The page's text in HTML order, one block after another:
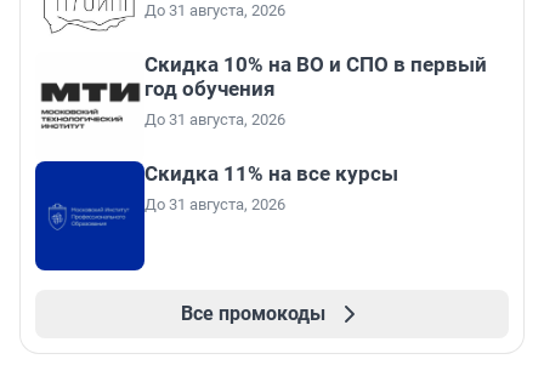
До 31 августа, 2026
Скидка 10% на ВО и СПО в первый
год обучения
До 31 августа, 2026
Скидка 11% на все курсы
До 31 августа, 2026
Все промокоды